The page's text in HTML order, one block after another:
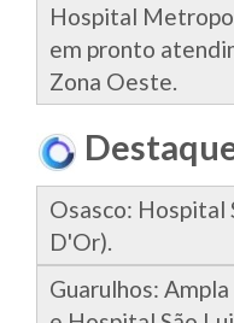
Hospital
em pronto
Zona Oeste.
Osasco: Hospital
D'Or).
Guarulhos: